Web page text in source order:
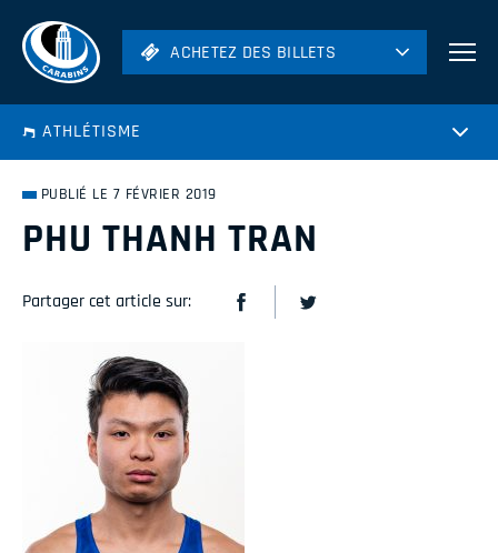
ACHETEZ DES BILLETS
ACHETEZ DES BILLETS
ATHLÉTISME
PUBLIÉ LE 7 FÉVRIER 2019
PHU THANH TRAN
Partager cet article sur: